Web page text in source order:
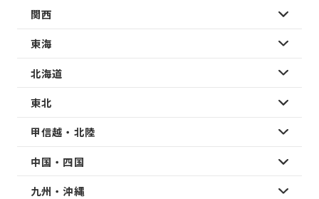
関西
東海
北海道
東北
甲信越・北陸
中国・四国
九州・沖縄